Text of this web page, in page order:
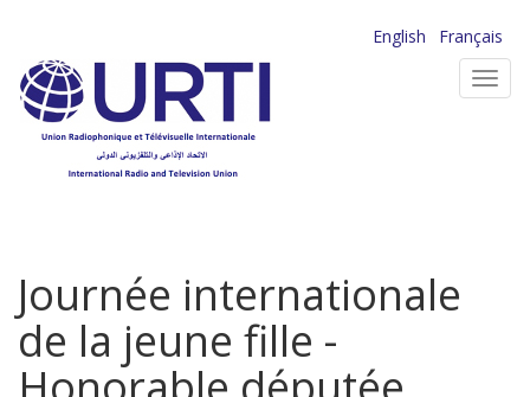
contenu
principal
English
Français
Journée internationale
de la jeune fille -